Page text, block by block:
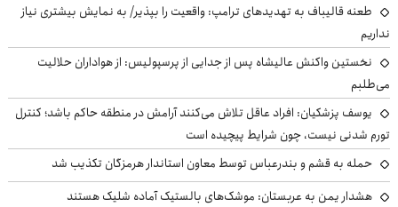
طعنه قالیباف به تهدیدهای ترامپ: واقعیت را بپذیر/ به نمایش بیشتری نیاز
نداریم
نخستین واکنش عالیشاه پس از جدایی از پرسپولیس: از هواداران حلالیت
می‌طلبم
یوسف پزشکیان: افراد عاقل تلاش می‌کنند آرامش در منطقه حاکم باشد؛ کنترل
تورم شدنی نیست، چون شرایط پیچیده است
حمله به قشم و بندرعباس توسط معاون استاندار هرمزگان تکذیب شد
هشدار یمن به عربستان: موشک‌های بالستیک آماده شلیک هستند